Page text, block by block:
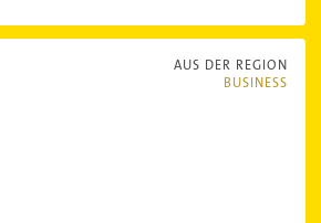
AUS DER REGION
BUSINESS